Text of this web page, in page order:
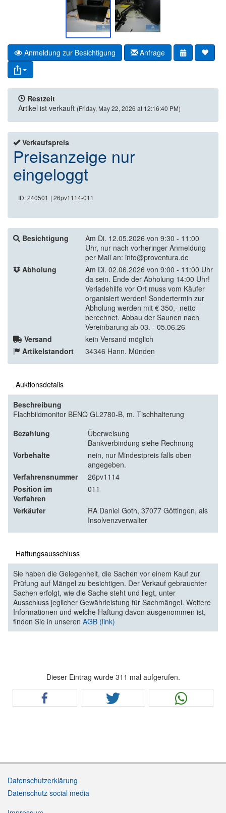
Anmeldung zur Besichtigung Anfrage
Restzeit
Artikel ist verkauft (Friday, May 22, 2026 at 12:16:40 PM)
Verkaufspreis
Preisanzeige nur
eingeloggt
ID: 240501 | 26pv1114-011
Besichtigung
Am Di. 12.05.2026 von 9:30 - 11:00
Uhr, nur nach vorheringer Anmeldung
per Mail an: info@proventura.de
Abholung
Am Di. 02.06.2026 von 9:00 - 11:00 Uhr
da sein. Ende der Abholung 14:00 Uhr!
Verladehilfe vor Ort muss vom Käufer
organisiert werden! Sondertermin zur
Abholung werden mit € 350,- netto
berechnet. Abbau der Saunen nach
Vereinbarung ab 03. - 05.06.26
Versand
kein Versand möglich
Artikelstandort
34346 Hann. Münden
Auktionsdetails
Beschreibung
Flachbildmonitor BENQ GL2780-B, m. Tischhalterung
Bezahlung
Überweisung
Bankverbindung siehe Rechnung
Vorbehalte
nein, nur Mindestpreis falls oben
angegeben.
Verfahrensnummer
26pv1114
Position im
Verfahren
011
Verkäufer
RA Daniel Goth, 37077 Göttingen, als
Insolvenzverwalter
Haftungsausschluss
Sie haben die Gelegenheit, die Sachen vor einem Kauf zur
Prüfung auf Mängel zu besichtigen. Der Verkauf gebrauchter
Sachen erfolgt, wie die Sache steht und liegt, unter
Ausschluss jeglicher Gewährleistung für Sachmängel. Weitere
Informationen und welche Haftung davon ausgenommen ist,
finden Sie in unseren AGB (link)
Dieser Eintrag wurde 311 mal aufgerufen.
Datenschutzerklärung
Datenschutz social media